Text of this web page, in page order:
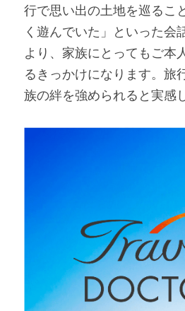
行で思い出の土地を巡るこ
く遊んでいた」といった会
より、家族にとってもご本
るきっかけになります。旅
族の絆を強められると実感